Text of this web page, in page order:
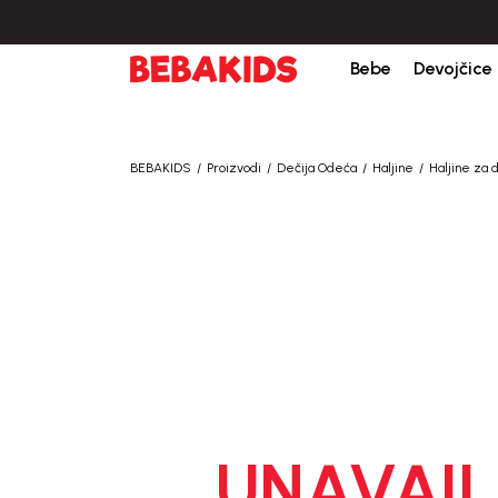
Bebe Devojčice
BEBAKIDS Proizvodi Dečija Odeća Haljine Haljine za